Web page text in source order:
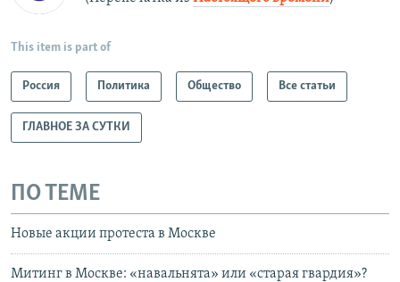
This item is part of
Россия Политика Общество Все статьи
ГЛАВНОЕ ЗА СУТКИ
ПО ТЕМЕ
Новые акции протеста в Москве
Митинг в Москве: «навальнята» или «старая гвардия»?